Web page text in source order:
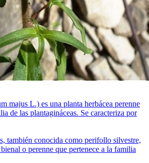
majus L.) es una planta herbácea perenne
de las plantagináceas. Se caracteriza por
también conocida como perifollo silvestre,
o perenne que pertenece a la familia